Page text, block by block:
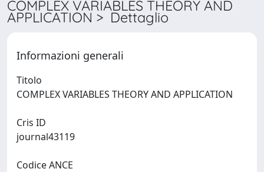
COMPLEX VARIABLES THEORY AND
APPLICATION > Dettaglio
Informazioni generali
Titolo
Cris ID
Codice ANCE